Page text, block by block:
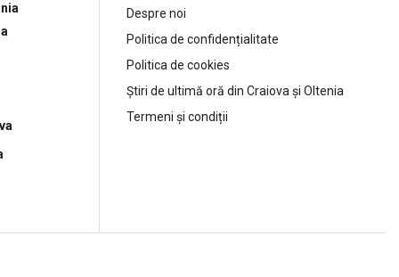
Despre noi
Politica de confidențialitate
Politica de cookies
Știri de ultimă oră din Craiova și Oltenia
Termeni și condiții